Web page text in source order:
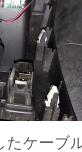
たケーブ